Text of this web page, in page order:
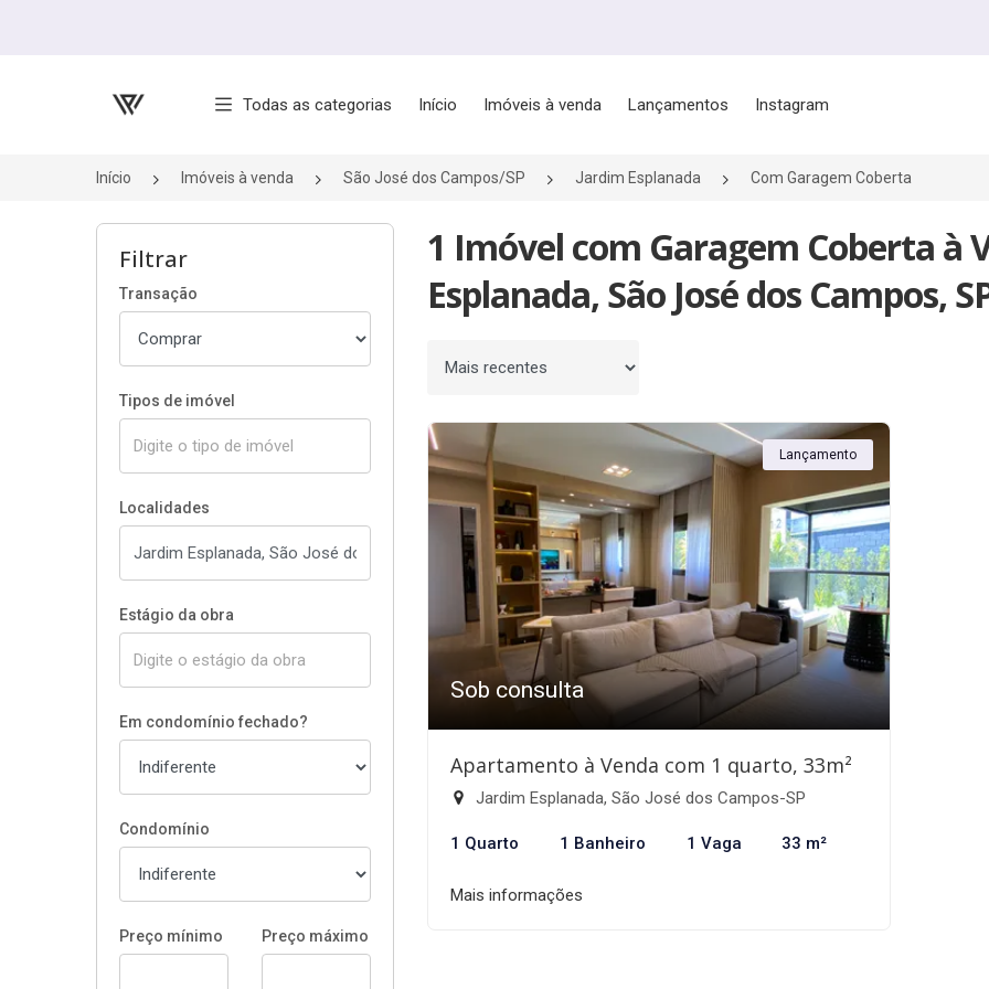
Página inicial
Todas as categorias Início Imóveis à venda Lançamentos Instagram
Início Imóveis à venda São José dos Campos/SP Jardim Esplanada Com Garagem Coberta
Filtrar
Transação
Tipos de imóvel
Localidades
Estágio da obra
Em condomínio fechado?
Condomínio
Preço mínimo Preço máximo
1 Imóvel com Garagem Coberta à
Esplanada, São José dos Campos,
Ordenar por
Lançamento
Sob consulta
Apartamento à Venda com 1 quarto, 33m²
Jardim Esplanada, São José dos Campos-SP
1 Quarto 1 Banheiro 1 Vaga 33 m²
Mais informações